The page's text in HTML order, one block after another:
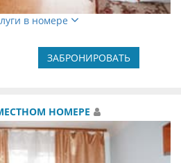
в номере
ЗАБРОНИРОВАТЬ
НОМЕРЕ